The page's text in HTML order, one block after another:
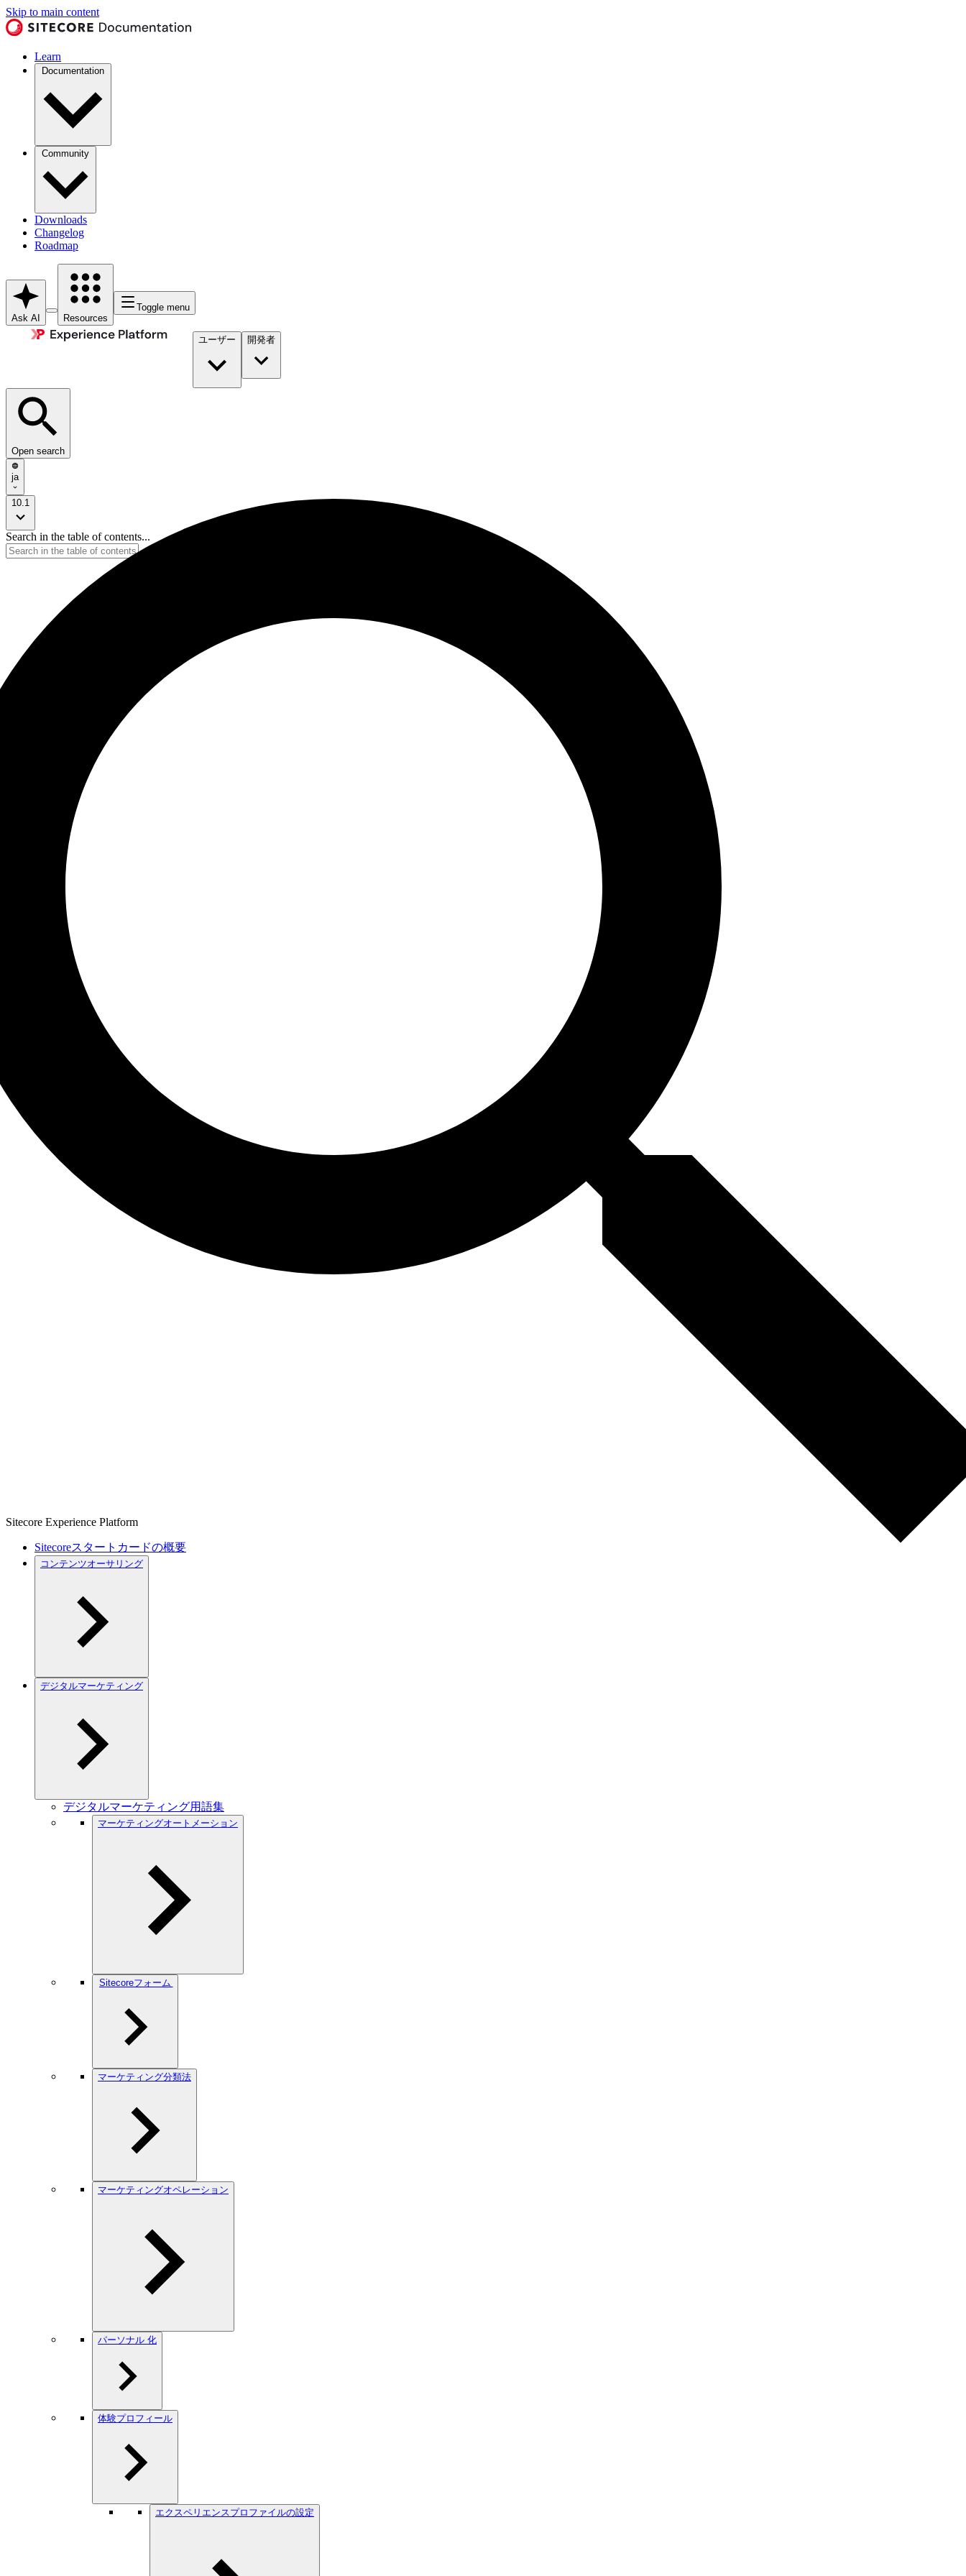
Skip to main content
Learn
Documentation
Community
Downloads
Changelog
Roadmap
Ask AI Resources
Toggle menu
ユーザー 開発者​
Open search
ja
10.1
Search in the table of contents...
Sitecore Experience Platform
Sitecoreスタートカードの概要
コンテンツオーサリング
デジタルマーケティング
デジタルマーケティング用語集
マーケティングオートメーション
マーケティング分類法
マーケティングオペレーション
パーソナル 化
体験プロフィール
エクスペリエンスプロファイルの設定